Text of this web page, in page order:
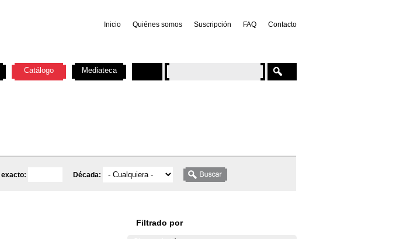
Inicio Quiénes somos Suscripción FAQ Contacto
exacto: Década:
Filtrado por
Catálogo Mediateca